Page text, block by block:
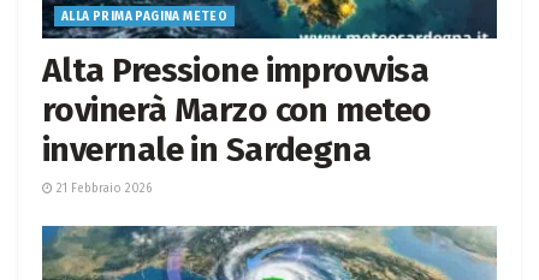
ALLA PRIMA PAGINA METEO
Alta Pressione improvvisa
rovinerà Marzo con meteo
invernale in Sardegna
21 Febbraio 2026